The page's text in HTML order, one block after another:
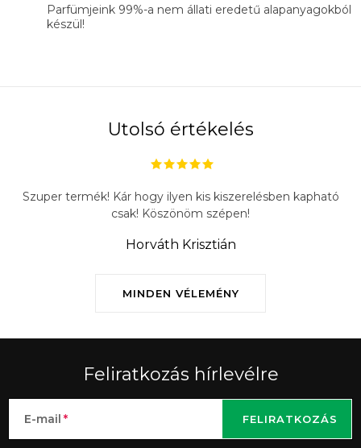
Parfümjeink 99%-a nem állati eredetű alapanyagokból
készül!
Utolsó értékelés
MINDEN VÉLEMÉNY
Szuper termék! Kár hogy ilyen kis kiszerelésben kapható
csak! Köszönöm szépen!
Horváth Krisztián
Feliratkozás hírlevélre
E-mail FELIRATKOZÁS